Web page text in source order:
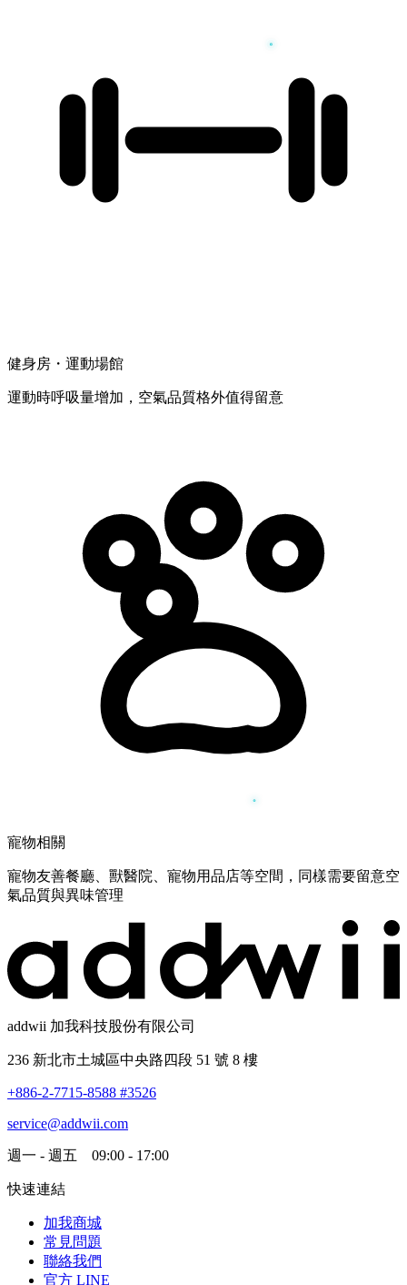
健身房・運動場館
運動時呼吸量增加，空氣品質格外值得留意
寵物相關
寵物友善餐廳、獸醫院、寵物用品店等空間，同樣需要留意空
氣品質與異味管理
addwii 加我科技股份有限公司
236 新北市土城區中央路四段 51 號 8 樓
+886-2-7715-8588 #3526
service@addwii.com
週一 - 週五 09:00 - 17:00
快速連結
加我商城
常見問題
聯絡我們
官方 LINE